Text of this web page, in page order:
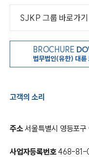
SJKP 그룹 바로가기
BROCHURE
법무법인(유한) 대륜
고객의 소리
주소서울특별시 영등포
사업자등록번호468-81-